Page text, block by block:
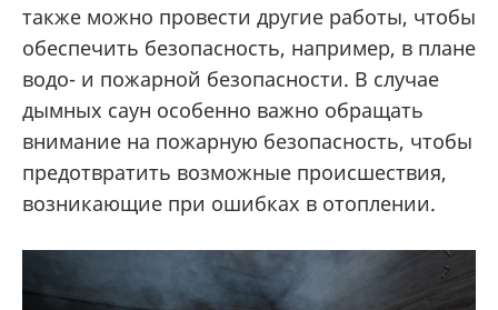
также можно провести другие работы, чтобы
обеспечить безопасность, например, в плане
водо- и пожарной безопасности. В случае
дымных саун особенно важно обращать
внимание на пожарную безопасность, чтобы
предотвратить возможные происшествия,
возникающие при ошибках в отоплении.